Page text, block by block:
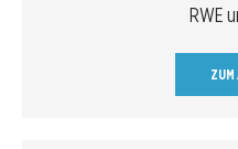
RWE
ZUM